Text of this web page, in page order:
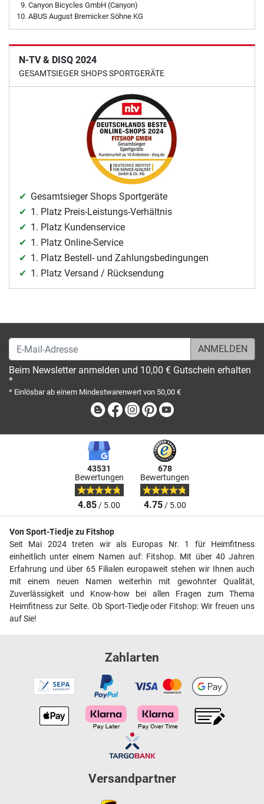
Canyon Bicycles GmbH (Canyon)
ABUS August Bremicker Söhne KG
N-TV & DISQ 2024
GESAMTSIEGER SHOPS SPORTGERÄTE
Gesamtsieger Shops Sportgeräte
1. Platz Preis-Leistungs-Verhältnis
1. Platz Kundenservice
1. Platz Online-Service
1. Platz Bestell- und Zahlungsbedingungen
1. Platz Versand / Rücksendung
E-Mail-Adresse
Beim Newsletter anmelden und 10,00 € Gutschein erhalten
*
* Einlösbar ab einem Mindestwarenwert von 50,00 €
BlogFacebook
Instagram
Pinterest
43531
Bewertungen
4.85/ 5.00
678
Bewertungen
4.75/ 5.00
Von Sport-Tiedje zu Fitshop
Seit Mai 2024 treten wir als Europas Nr. 1 für Heimfitness
einheitlich unter einem Namen auf: Fitshop. Mit über 40 Jahren
Erfahrung und über 65 Filialen europaweit stehen wir Ihnen auch
mit einem neuen Namen weiterhin mit gewohnter Qualität,
Zuverlässigkeit und Know-how bei allen Fragen zum Thema
Heimfitness zur Seite. Ob Sport-Tiedje oder Fitshop: Wir freuen uns
auf Sie!
Zahlarten
Versandpartner